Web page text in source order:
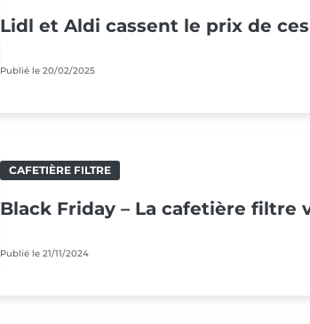
Lidl et Aldi cassent le prix de
Publié le 20/02/2025
CAFETIÈRE FILTRE
Black Friday – La cafetière filtre
Publié le 21/11/2024